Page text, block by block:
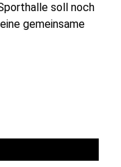
soll noch
gemeinsame